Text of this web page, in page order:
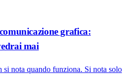
grafica:
mai
nota quando funziona. Si nota solo